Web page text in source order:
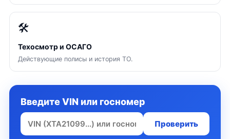
🛠
Техосмотр и ОСАГО
Действующие полисы и история ТО.
Введите VIN или госномер
Проверить